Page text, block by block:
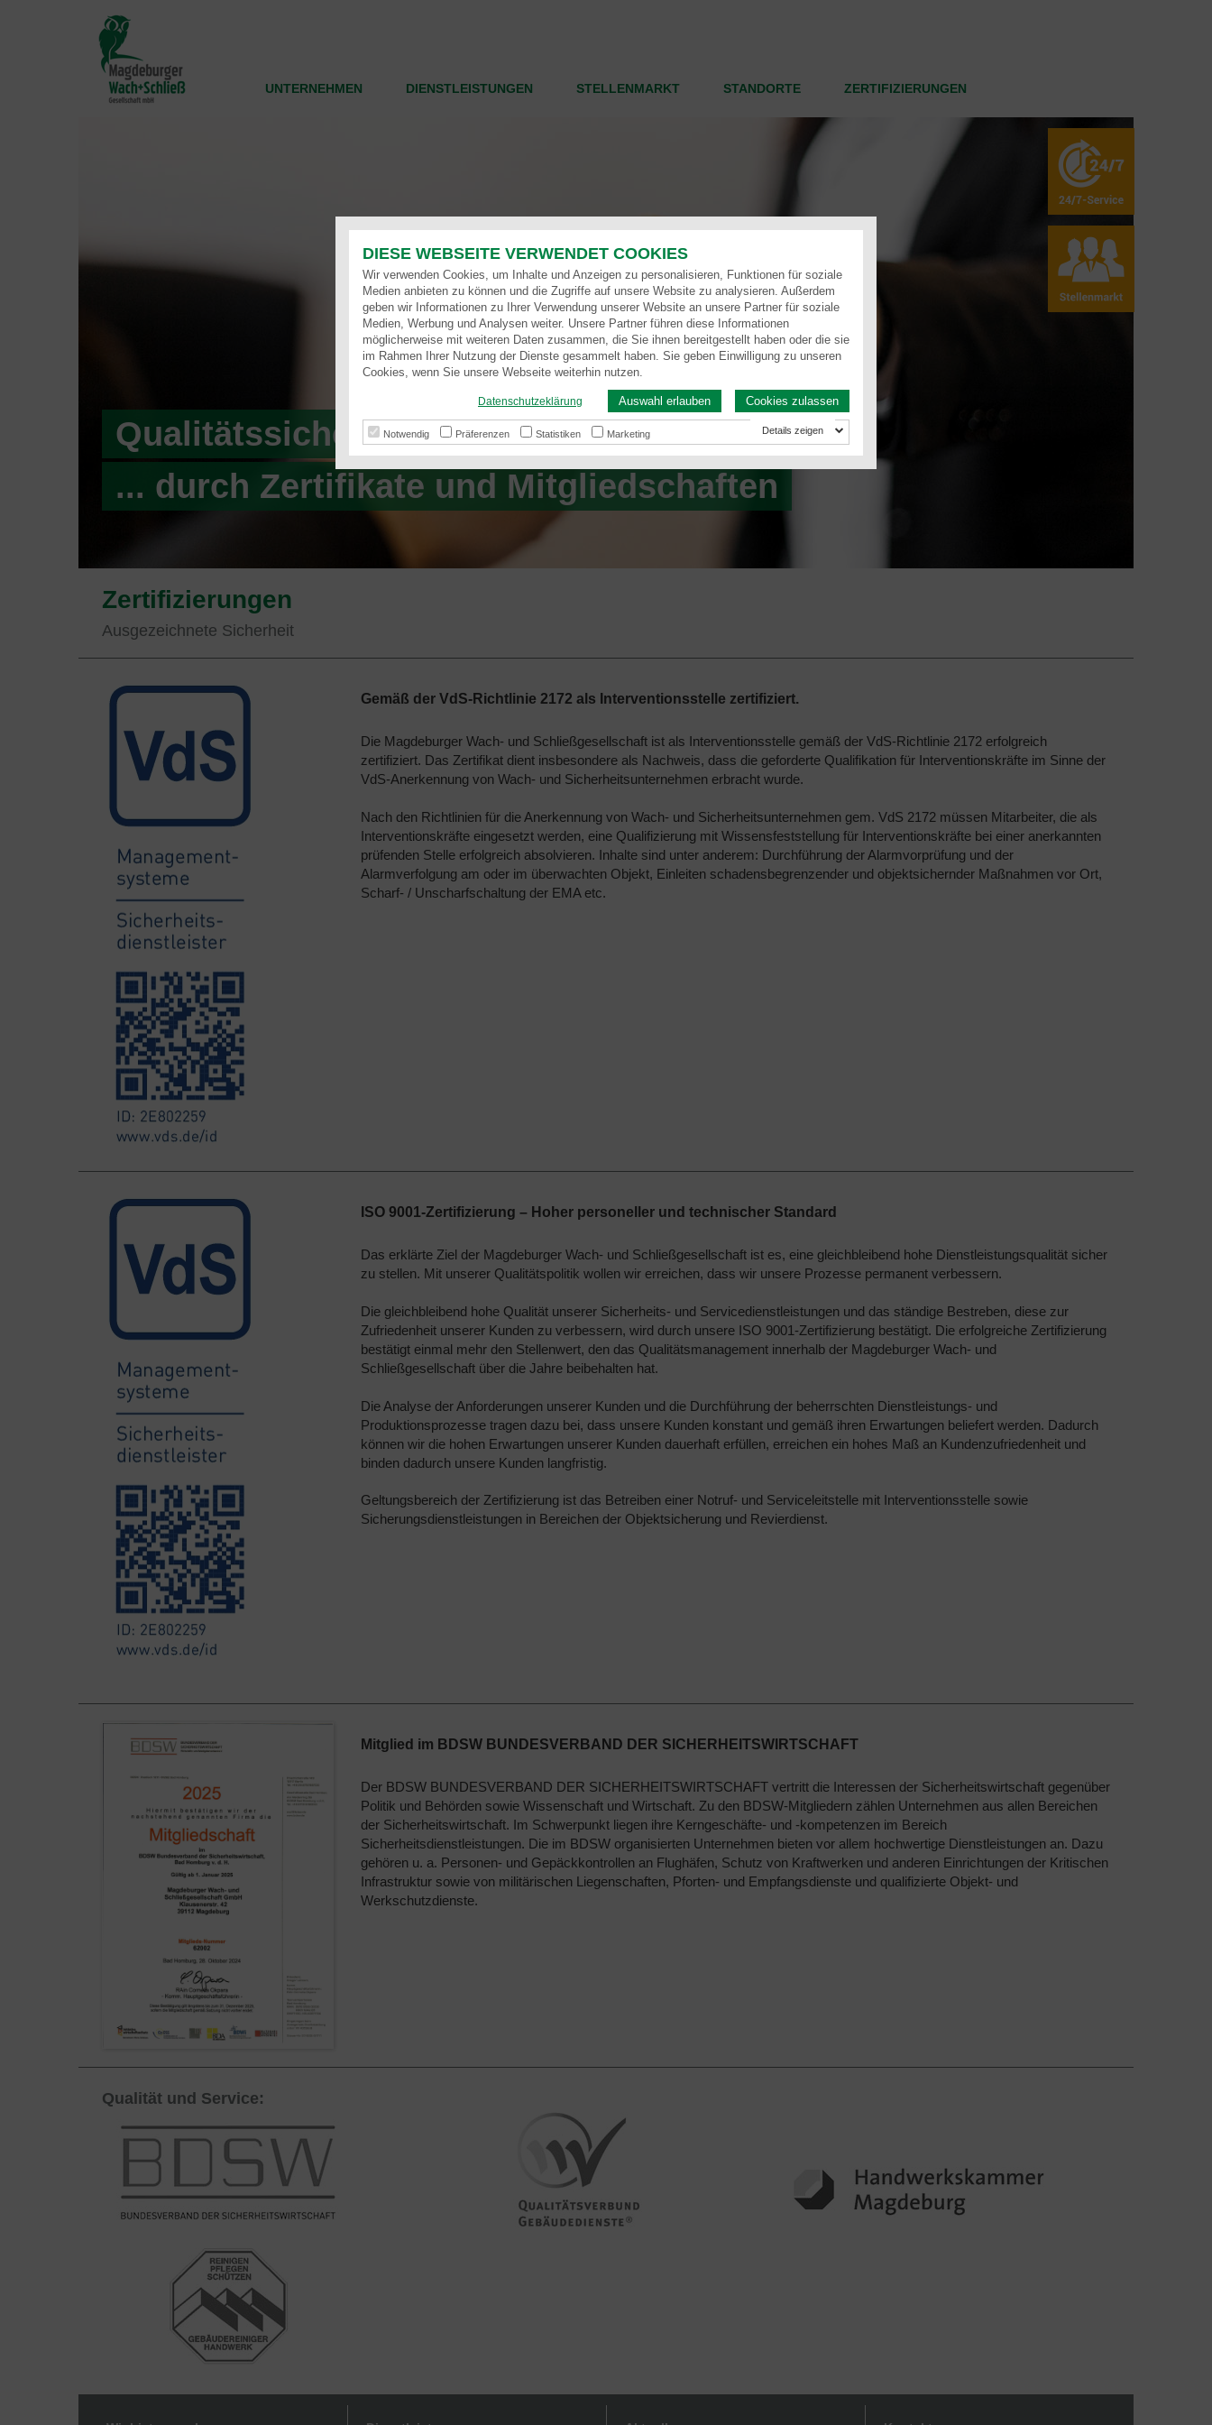
DIESE WEBSEITE VERWENDET COOKIES
Wir verwenden Cookies, um Inhalte und Anzeigen zu personalisieren, Funktionen für soziale
Medien anbieten zu können und die Zugriffe auf unsere Website zu analysieren. Außerdem
geben wir Informationen zu Ihrer Verwendung unserer Website an unsere Partner für soziale
Medien, Werbung und Analysen weiter. Unsere Partner führen diese Informationen
möglicherweise mit weiteren Daten zusammen, die Sie ihnen bereitgestellt haben oder die sie
im Rahmen Ihrer Nutzung der Dienste gesammelt haben. Sie geben Einwilligung zu unseren
Cookies, wenn Sie unsere Webseite weiterhin nutzen.
Datenschutzeklärung Auswahl erlauben Cookies zulassen
Notwendig Präferenzen Statistiken Marketing Details
UNTERNEHMEN DIENSTLEISTUNGEN STELLENMARKT STANDORTE ZERTIFIZIERUNGEN
Qualitätssicherung
... durch Zertifikate und Mitgliedschaften
Zertifizierungen
Ausgezeichnete Sicherheit
Gemäß der VdS-Richtlinie 2172 als Interventionsstelle zertifiziert.
Die Magdeburger Wach- und Schließgesellschaft ist als Interventionsstelle gemäß der VdS-Richtlinie 2172 erfolgreich
zertifiziert. Das Zertifikat dient insbesondere als Nachweis, dass die geforderte Qualifikation für Interventionskräfte im Sinne der
VdS-Anerkennung von Wach- und Sicherheitsunternehmen erbracht wurde.
Nach den Richtlinien für die Anerkennung von Wach- und Sicherheitsunternehmen gem. VdS 2172 müssen Mitarbeiter, die als
Interventionskräfte eingesetzt werden, eine Qualifizierung mit Wissensfeststellung für Interventionskräfte bei einer anerkannten
prüfenden Stelle erfolgreich absolvieren. Inhalte sind unter anderem: Durchführung der Alarmvorprüfung und der
Alarmverfolgung am oder im überwachten Objekt, Einleiten schadensbegrenzender und objektsichernder Maßnahmen vor Ort,
Scharf- / Unscharfschaltung der EMA etc.
ISO 9001-Zertifizierung – Hoher personeller und technischer Standard
Das erklärte Ziel der Magdeburger Wach- und Schließgesellschaft ist es, eine gleichbleibend hohe Dienstleistungsqualität sicher
zu stellen. Mit unserer Qualitätspolitik wollen wir erreichen, dass wir unsere Prozesse permanent verbessern.
Die gleichbleibend hohe Qualität unserer Sicherheits- und Servicedienstleistungen und das ständige Bestreben, diese zur
Zufriedenheit unserer Kunden zu verbessern, wird durch unsere ISO 9001-Zertifizierung bestätigt. Die erfolgreiche Zertifizierung
bestätigt einmal mehr den Stellenwert, den das Qualitätsmanagement innerhalb der Magdeburger Wach- und
Schließgesellschaft über die Jahre beibehalten hat.
Die Analyse der Anforderungen unserer Kunden und die Durchführung der beherrschten Dienstleistungs- und
Produktionsprozesse tragen dazu bei, dass unsere Kunden konstant und gemäß ihren Erwartungen beliefert werden. Dadurch
können wir die hohen Erwartungen unserer Kunden dauerhaft erfüllen, erreichen ein hohes Maß an Kundenzufriedenheit und
binden dadurch unsere Kunden langfristig.
Geltungsbereich der Zertifizierung ist das Betreiben einer Notruf- und Serviceleitstelle mit Interventionsstelle sowie
Sicherungsdienstleistungen in Bereichen der Objektsicherung und Revierdienst.
Mitglied im BDSW BUNDESVERBAND DER SICHERHEITSWIRTSCHAFT
Der BDSW BUNDESVERBAND DER SICHERHEITSWIRTSCHAFT vertritt die Interessen der Sicherheitswirtschaft gegenüber
Politik und Behörden sowie Wissenschaft und Wirtschaft. Zu den BDSW-Mitgliedern zählen Unternehmen aus allen Bereichen
der Sicherheitswirtschaft. Im Schwerpunkt liegen ihre Kerngeschäfte- und -kompetenzen im Bereich
Sicherheitsdienstleistungen. Die im BDSW organisierten Unternehmen bieten vor allem hochwertige Dienstleistungen an. Dazu
gehören u. a. Personen- und Gepäckkontrollen an Flughäfen, Schutz von Kraftwerken und anderen Einrichtungen der Kritischen
Infrastruktur sowie von militärischen Liegenschaften, Pforten- und Empfangsdienste und qualifizierte Objekt- und
Werkschutzdienste.
Qualität und Service: